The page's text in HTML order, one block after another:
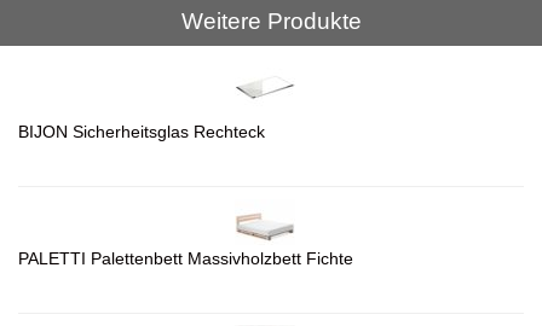
Weitere Produkte
BIJON Sicherheitsglas Rechteck
PALETTI Palettenbett Massivholzbett Fichte